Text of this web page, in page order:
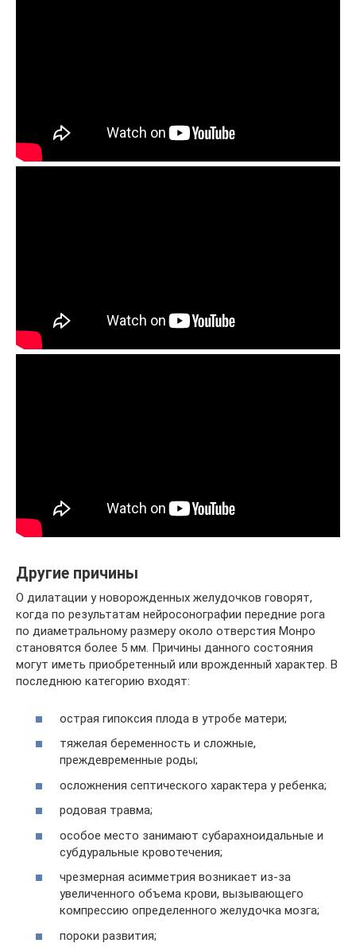
Другие причины
О дилатации у новорожденных желудочков говорят,
когда по результатам нейросонографии передние рога
по диаметральному размеру около отверстия Монро
становятся более 5 мм. Причины данного состояния
могут иметь приобретенный или врожденный характер. В
последнюю категорию входят:
острая гипоксия плода в утробе матери;
тяжелая беременность и сложные,
преждевременные роды;
осложнения септического характера у ребенка;
родовая травма;
особое место занимают субарахноидальные и
субдуральные кровотечения;
чрезмерная асимметрия возникает из-за
увеличенного объема крови, вызывающего
компрессию определенного желудочка мозга;
пороки развития;